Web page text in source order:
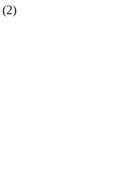
(2)